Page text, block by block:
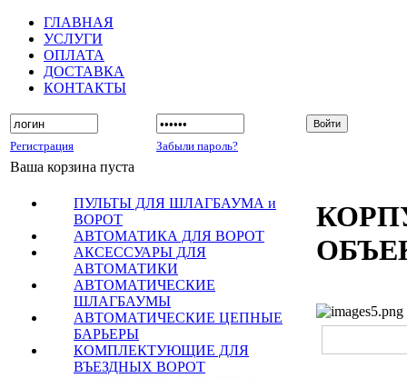
ГЛАВНАЯ
УСЛУГИ
ОПЛАТА
ДОСТАВКА
КОНТАКТЫ
Регистрация Забыли пароль?
Ваша корзина пуста
ПУЛЬТЫ ДЛЯ ШЛАГБАУМА и
ВОРОТ
АВТОМАТИКА ДЛЯ ВОРОТ
АКСЕССУАРЫ ДЛЯ
АВТОМАТИКИ
АВТОМАТИЧЕСКИЕ
ШЛАГБАУМЫ
АВТОМАТИЧЕСКИЕ ЦЕПНЫЕ
БАРЬЕРЫ
КОМПЛЕКТУЮЩИЕ ДЛЯ
ВЪЕЗДНЫХ ВОРОТ